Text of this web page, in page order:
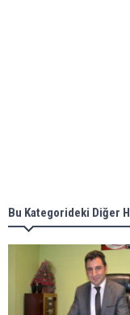
Bu Kategorideki Diğer